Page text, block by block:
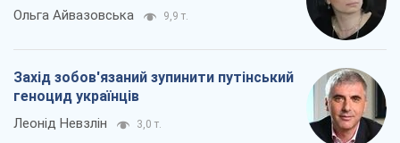
Ольга Айвазовська 9,9 т.
Захід зобов'язаний зупинити путінський
геноцид українців
Леонід Невзлін 3,0 т.